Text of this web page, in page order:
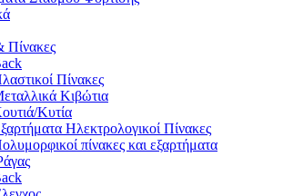
Πίνακες
Πίνακες
Κιβώτια
Κυτία
Ηλεκτρολογικοί Πίνακες
πίνακες και εξαρτήματα